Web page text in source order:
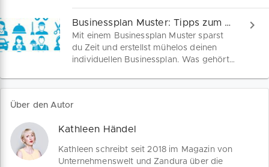
erstellst einen Finanzplan, der Banken
und Förderstellen überzeugt. Entdecke
jetzt praxisnahe Tipps für Gründer und
Unternehmen!
Businessplan Muster: Tipps zum Schreiben
Mit einem Businessplan Muster sparst
du Zeit und erstellst mühelos deinen
individuellen Businessplan. Was gehört
Über den Autor
Kathleen Händel
Kathleen schreibt seit 2018 im Magazin von
Unternehmenswelt und Zandura über die